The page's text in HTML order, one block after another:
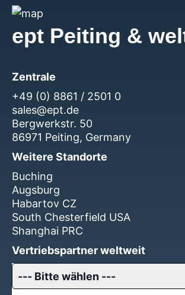
ept Peiting &
Zentrale
+49 (0) 8861 / 2501 0
sales@ept.de
Bergwerkstr. 50
86971 Peiting, Germany
Weitere Standorte
Buching
Augsburg
Habartov CZ
South Chesterfield USA
Shanghai PRC
Vertriebspartner weltweit